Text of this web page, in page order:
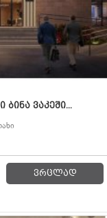
ბინა ვაკეში...
ვრცლად